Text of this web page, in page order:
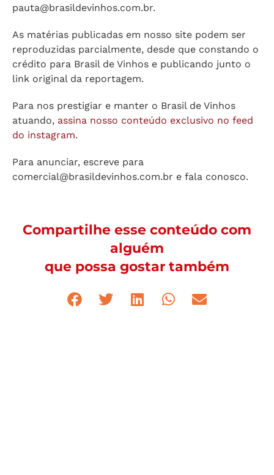
pauta@brasildevinhos.com.br.
As matérias publicadas em nosso site podem ser
reproduzidas parcialmente, desde que constando o
crédito para Brasil de Vinhos e publicando junto o
link original da reportagem.
Para nos prestigiar e manter o Brasil de Vinhos
atuando, assina nosso conteúdo exclusivo no feed
do instagram.
Para anunciar, escreve para
comercial@brasildevinhos.com.br e fala conosco.
Compartilhe esse conteúdo com
alguém
que possa gostar também